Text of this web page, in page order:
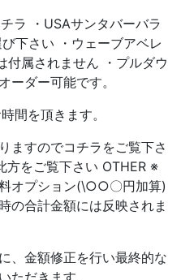
ラ ・USAサンタバーバラ
下さい ・ウェーブアベレ
属されません ・プルダウ
ーダー可能です。
間を頂きます。
ますのでコチラをご覧下さ
方をご覧下さい OTHER ※
オプション(\○○〇円加算)
の合計金額には反映されま
、金額修正を行い最終的な
ただきます。